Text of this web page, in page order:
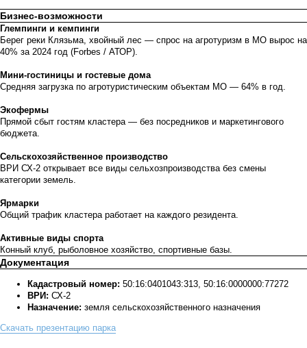
Бизнес-возможности
Глемпинги и кемпинги
Берег реки Клязьма, хвойный лес — спрос на агротуризм в МО вырос на
40% за 2024 год (Forbes / АТОР).
Мини-гостиницы и гостевые дома
Средняя загрузка по агротуристическим объектам МО — 64% в год.
Экофермы
Прямой сбыт гостям кластера — без посредников и маркетингового
бюджета.
Сельскохозяйственное производство
ВРИ СХ-2 открывает все виды сельхозпроизводства без смены
категории земель.
Ярмарки
Общий трафик кластера работает на каждого резидента.
Активные виды спорта
Конный клуб, рыболовное хозяйство, спортивные базы.
Документация
Кадастровый номер: 50:16:0401043:313, 50:16:0000000:77272
ВРИ: СХ-2
Назначение: земля сельскохозяйственного назначения
Скачать презентацию парка